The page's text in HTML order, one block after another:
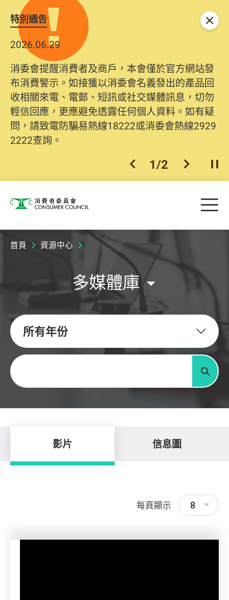
特別通告
2026.06.29
消委會提醒消費者及商戶，本會僅於官方網站發
布消費警示。如接獲以消委會名義發出的產品回
收相關來電、電郵、短訊或社交媒體訊息，切勿
輕信回應，更應避免透露任何個人資料。如有疑
問，請致電防騙易熱線18222或消委會熱線2929
2222查詢。
2025.10.31
為提升使用者體驗及網絡安全，本會的投訴處理
系統已經進行升級及推出新功能。由2025年11月
10日起，消費者需要提供基本聯絡資料（包括姓
名、電郵及電話）註冊帳戶，才可提交投訴、查
詢及建議。所有提交紀錄將清晰整合於帳戶中，
方便日後作出跟進。
上一個
2/2 下一個開
關閉
消費者委員會 目
首頁 資源中心
多媒體庫
所有年份
關鍵字
搜尋
影片 信息圖
每頁顯示 8